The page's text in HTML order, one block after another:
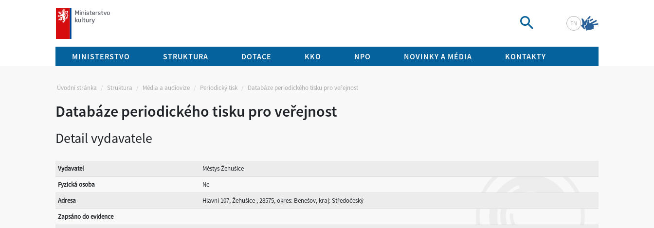
mkcr.cz
EN
MINISTERSTVO STRUKTURA DOTACE KKO NPO NOVINKY A MÉDIA KONTAKTY
Úvodní stránka Struktura Média a audiovize Periodický tisk Databáze periodického tisku pro veřejnost
Databáze periodického tisku pro veřejnost
Detail vydavatele
Vydavatel
Městys Žehušice
Fyzická osoba
Ne
Adresa
Hlavní 107, Žehušice , 28575, okres: Benešov, kraj: Středočeský
Zapsáno do evidence